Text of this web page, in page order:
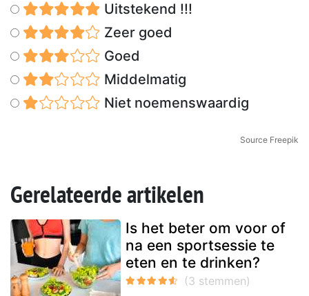
Uitstekend !!!
Zeer goed
Goed
Middelmatig
Niet noemenswaardig
Source Freepik
Gerelateerde artikelen
Is het beter om voor of
na een sportsessie te
eten en te drinken?